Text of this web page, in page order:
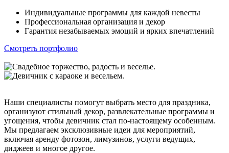
Индивидуальные программы для каждой невесты
Профессиональная организация и декор
Гарантия незабываемых эмоций и ярких впечатлений
Смотреть портфолио
Наши специалисты помогут выбрать место для праздника,
организуют стильный декор, развлекательные программы и
угощения, чтобы девичник стал по-настоящему особенным.
Мы предлагаем эксклюзивные идеи для мероприятий,
включая аренду фотозон, лимузинов, услуги ведущих,
диджеев и многое другое.